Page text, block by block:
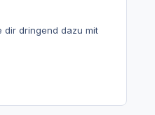
dir dringend dazu mit